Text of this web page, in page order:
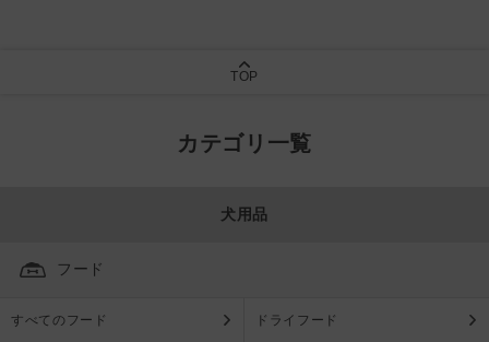
TOP
カテゴリ一覧
犬用品
フード
すべてのフード ドライフード